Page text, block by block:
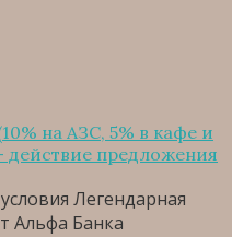
на АЗС, 5% в кафе и
действие предложения
Легендарная
Альфа Банка